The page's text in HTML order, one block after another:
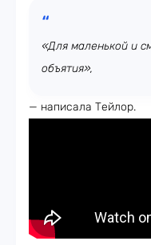
«Для маленькой и
объятия»,
— написала Тейлор.